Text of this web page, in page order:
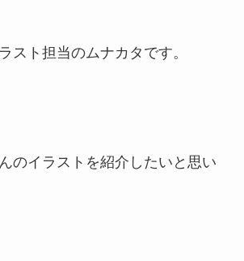
スト担当のムナカタです。
のイラストを紹介したいと思い